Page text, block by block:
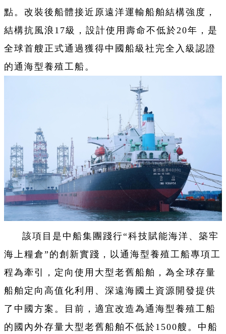
點。改裝後船體接近原遠洋運輸船舶結構強度，
結構抗風浪17級，設計使用壽命不低於20年，是
全球首艘正式通過獲得中國船級社完全入級認證
的通海型養殖工船。
該項目是中船集團踐行“科技賦能海洋、築牢
海上糧倉”的創新實踐，以通海型養殖工船專項工
程為牽引，定向使用大型老舊船舶，為全球存量
船舶定向高值化利用、深遠海國土資源開發提供
了中國方案。目前，適宜改造為通海型養殖工船
的國內外存量大型老舊船舶不低於1500艘。中船